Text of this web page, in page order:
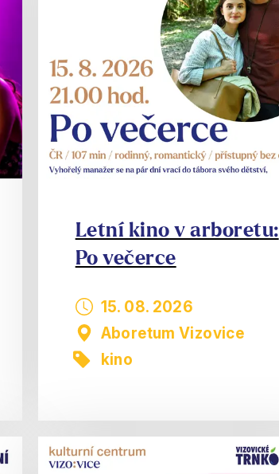
Letní kino v arboretu:
Po večerce
15. 08. 2026
Aboretum Vizovice
kino